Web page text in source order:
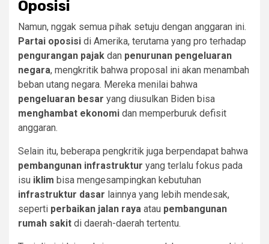
Oposisi
Namun, nggak semua pihak setuju dengan anggaran ini.
Partai oposisi di Amerika, terutama yang pro terhadap
pengurangan pajak dan penurunan pengeluaran
negara, mengkritik bahwa proposal ini akan menambah
beban utang negara. Mereka menilai bahwa
pengeluaran besar yang diusulkan Biden bisa
menghambat ekonomi dan memperburuk defisit
anggaran.
Selain itu, beberapa pengkritik juga berpendapat bahwa
pembangunan infrastruktur yang terlalu fokus pada
isu iklim bisa mengesampingkan kebutuhan
infrastruktur dasar lainnya yang lebih mendesak,
seperti perbaikan jalan raya atau pembangunan
rumah sakit di daerah-daerah tertentu.